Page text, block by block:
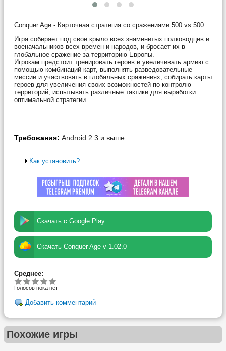
Conquer Age - Карточная стратегия со сражениями 500 vs 500
Игра собирает под свое крыло всех знаменитых полководцев и
военачальников всех времен и народов, и бросает их в
глобальное сражение за территорию Европы.
Игрокам предстоит тренировать героев и увеличивать армию с
помощью комбинаций карт, выполнять разведовательные
миссии и участвовать в глобальных сражениях, собирать карты
героев для увеличения своих возможностей по контролю
территорий, испытывать различные тактики для выработки
оптимальной стратегии.
Требования: Android 2.3 и выше
Как установить?
Скачать с Google Play
Скачать Conquer Age v 1.02.0
Среднее:
Голосов пока нет
Добавить комментарий
Похожие игры